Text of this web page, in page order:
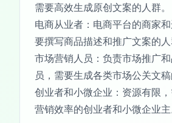
需要高效生成原创文案的人群。
电商从业者：电商平台的商家
要撰写商品描述和推广文案的人
市场营销人员：负责市场推广
员，需要生成各类市场公关文稿
创业者和小微企业：资源有限
营销效率的创业者和小微企业主